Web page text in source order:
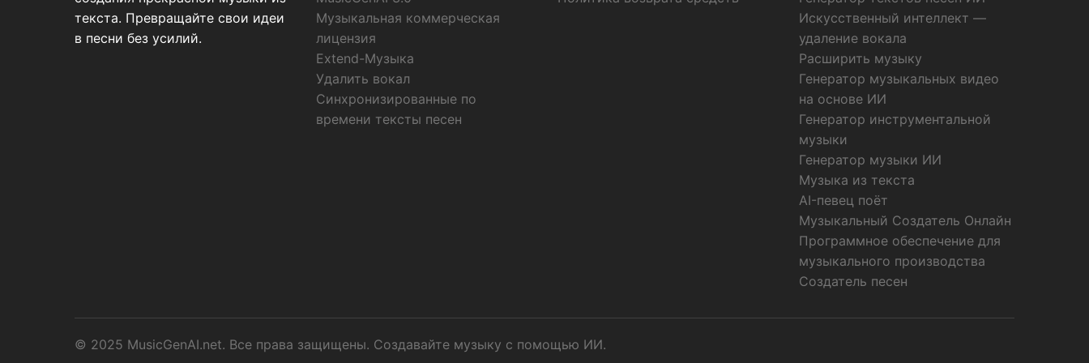
текста. Превращайте свои идеи
в песни без усилий.
Музыкальная коммерческая
лицензия
Extend-Музыка
Удалить вокал
Синхронизированные по
времени тексты песен
Искусственный интеллект —
удаление вокала
Расширить музыку
Генератор музыкальных видео
на основе ИИ
Генератор инструментальной
музыки
Генератор музыки ИИ
Музыка из текста
AI-певец поёт
Музыкальный Создатель Онлайн
Программное обеспечение для
музыкального производства
Создатель песен
© 2025 MusicGenAI.net. Все права защищены. Создавайте музыку с помощью ИИ.